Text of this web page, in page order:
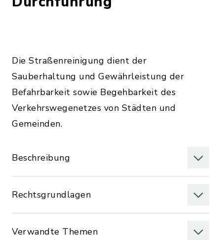
Die Straßenreinigung dient der
Sauberhaltung und Gewährleistung der
Befahrbarkeit sowie Begehbarkeit des
Verkehrswegenetzes von Städten und
Gemeinden.
Beschreibung
Rechtsgrundlagen
Verwandte Themen